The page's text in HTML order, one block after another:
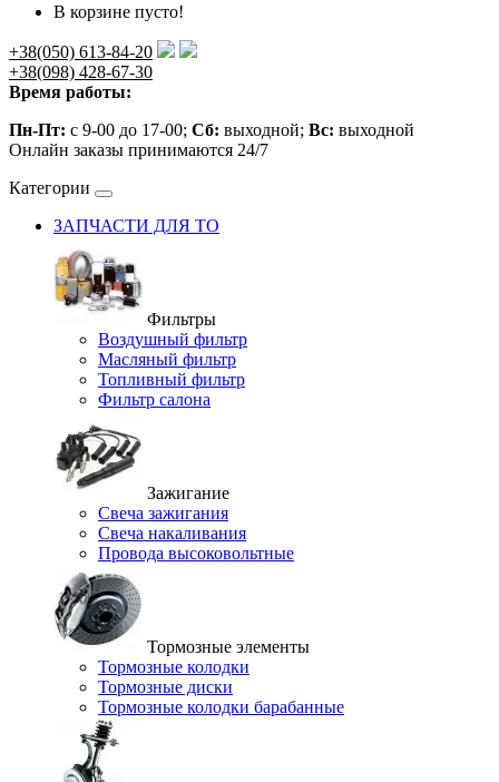
В корзине пусто!
+38(050) 613-84-20
+38(098) 428-67-30
Время работы:
Пн-Пт: с 9-00 до 17-00; Сб: выходной; Вс: выходной
Онлайн заказы принимаются 24/7
Категории
ЗАПЧАСТИ ДЛЯ ТО
Фильтры
Воздушный фильтр
Масляный фильтр
Топливный фильтр
Фильтр салона
Зажигание
Свеча зажигания
Свеча накаливания
Провода высоковольтные
Тормозные элементы
Тормозные колодки
Тормозные диски
Тормозные колодки барабанные